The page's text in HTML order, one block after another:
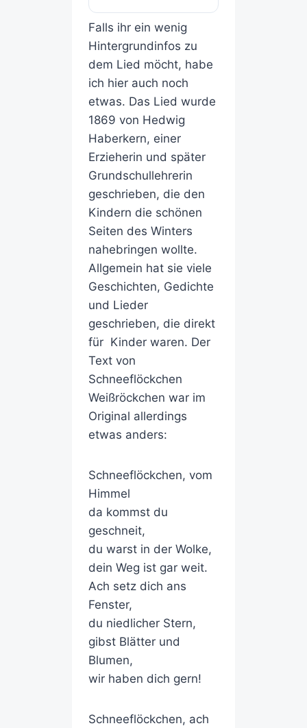
Falls ihr ein wenig
Hintergrundinfos zu
dem Lied möcht, habe
ich hier auch noch
etwas. Das Lied wurde
1869 von Hedwig
Haberkern, einer
Erzieherin und später
Grundschullehrerin
geschrieben, die den
Kindern die schönen
Seiten des Winters
nahebringen wollte.
Allgemein hat sie viele
Geschichten, Gedichte
und Lieder
geschrieben, die direkt
für Kinder waren. Der
Text von
Schneeflöckchen
Weißröckchen war im
Original allerdings
etwas anders:
Schneeflöckchen, vom
Himmel
da kommst du
geschneit,
du warst in der Wolke,
dein Weg ist gar weit.
Ach setz dich ans
Fenster,
du niedlicher Stern,
gibst Blätter und
Blumen,
wir haben dich gern!
Schneeflöckchen, ach